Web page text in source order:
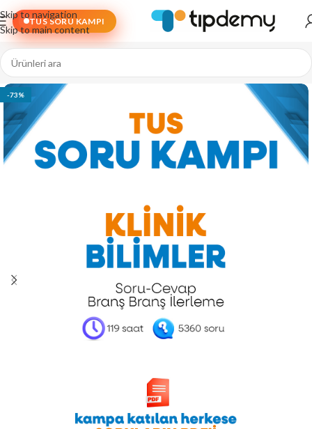
Skip to navigation
Skip to main content
TUS SORU KAMPI
-73%